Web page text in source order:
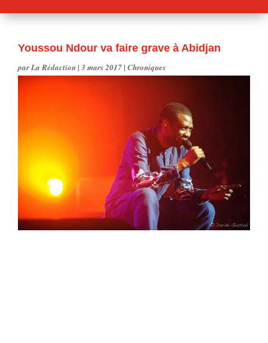
Youssou Ndour va faire grave à Abidjan
parLa Rédaction| 3 mars 2017| Chroniques